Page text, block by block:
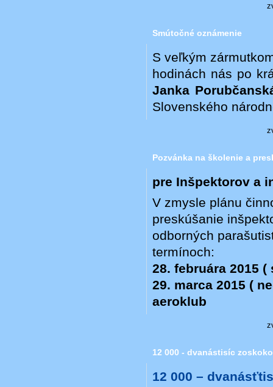
Smútočné oznámenie
S veľkým
hodinách nás po
Janka
Slovenského
Pozvánka na školenie a
pre Inšpektorov a
V zmysle plánu
preskúšanie
odborných
termínoch:
28. februára 2015
29. marca 2015 (
aeroklub
12 000 - dvanástisíc
12 000 –